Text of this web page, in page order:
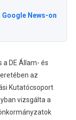
Google News-on
DE Állam- és
az
Kutatócsoport
vizsgálta a